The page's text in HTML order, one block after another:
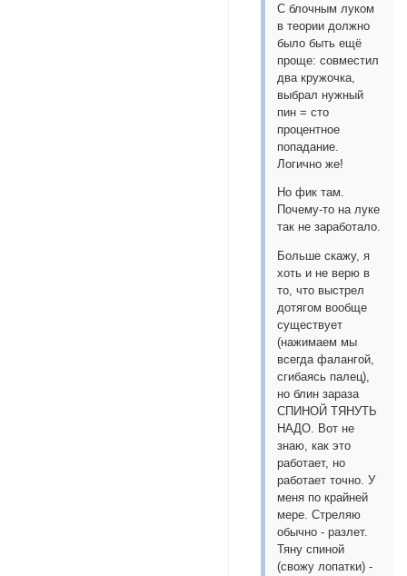
С блочным луком
в теории должно
было быть ещё
проще: совместил
два кружочка,
выбрал нужный
пин = сто
процентное
попадание.
Логично же!
Но фик там.
Почему-то на луке
так не заработало.
Больше скажу, я
хоть и не верю в
то, что выстрел
дотягом вообще
существует
(нажимаем мы
всегда фалангой,
сгибаясь палец),
но блин зараза
СПИНОЙ ТЯНУТЬ
НАДО. Вот не
знаю, как это
работает, но
работает точно. У
меня по крайней
мере. Стреляю
обычно - разлет.
Тяну спиной
(свожу лопатки) -